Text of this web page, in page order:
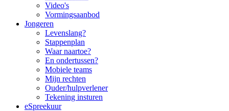
Video's
Vormingsaanbod
Jongeren
Levenslang?
Stappenplan
Waar naartoe?
En ondertussen?
Mobiele teams
Mijn rechten
Ouder/hulpverlener
Tekening insturen
eSpreekuur